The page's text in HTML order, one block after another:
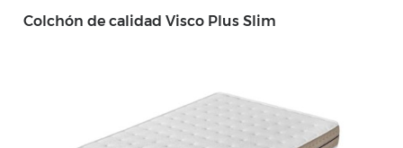
Colchón de calidad Visco Plus Slim